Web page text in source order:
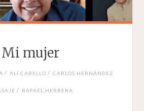
Mi mujer
/ ALÍ CABELLO / CARLOS HERNÁNDEZ
/ RAFAEL HERRERA